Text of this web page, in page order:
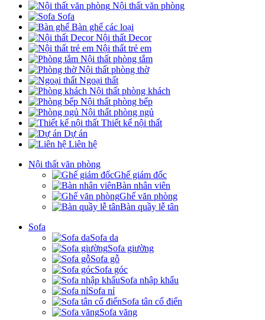
Nội thất văn phòng
Sofa
Bàn ghế các loại
Nội thất Decor
Nội thất trẻ em
Nội thất phòng tắm
Nội thất phòng thờ
Ngoại thất
Nội thất phòng khách
Nội thất phòng bếp
Nội thất phòng ngủ
Thiết kế nội thất
Dự án
Liên hệ
Nội thất văn phòng
Ghế giám đốc
Bàn nhân viên
Ghế văn phòng
Bàn quầy lễ tân
Sofa
Sofa da
Sofa giường
Sofa gỗ
Sofa góc
Sofa nhập khẩu
Sofa nỉ
Sofa tân cổ điển
Sofa văng